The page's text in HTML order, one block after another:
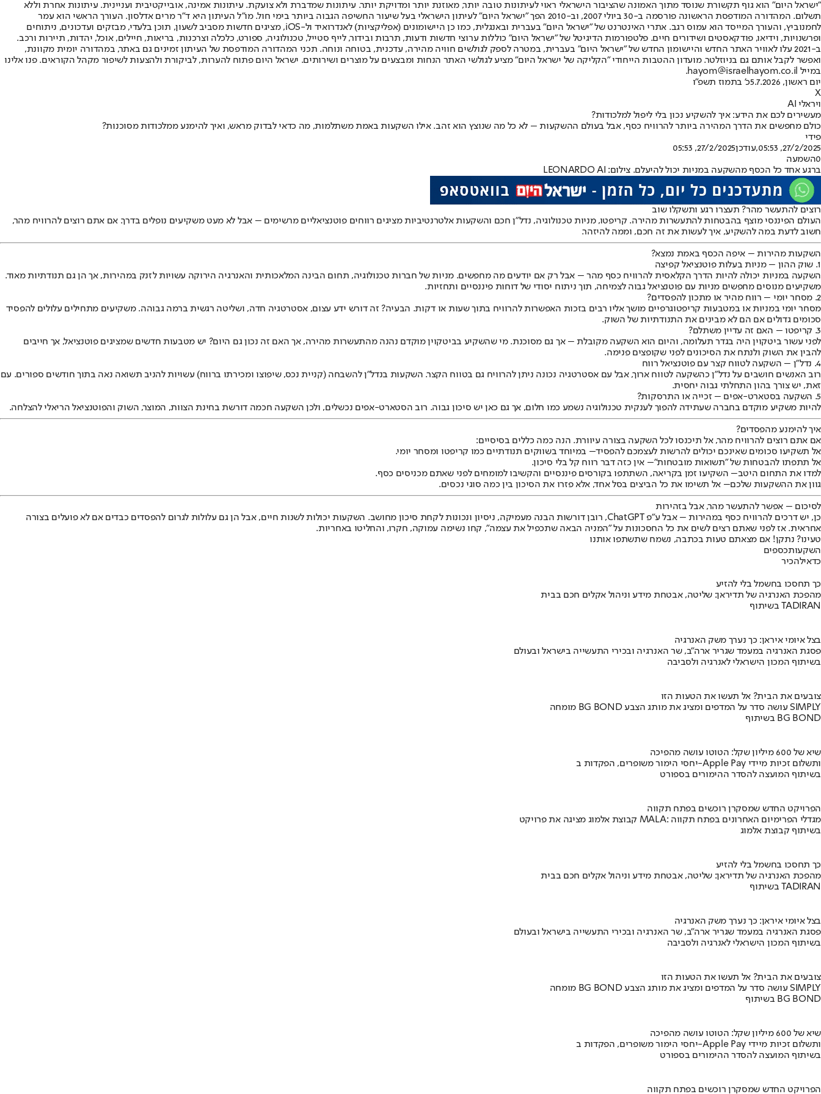
"ישראל היום" הוא גוף תקשורת שנוסד מתוך האמונה שהציבור הישראלי ראוי לעיתונות טובה יותר, מאוזנת יותר ומדויקת יותר. עיתונות שמדברת ולא צועקת. עיתונות אמינה, אובייקטיבית ועניינית. עיתונות אחרת וללא
תשלום. המהדורה המודפסת הראשונה פורסמה ב-30 ביולי 2007, וב-2010 הפך "ישראל היום" לעיתון הישראלי בעל שיעור החשיפה הגבוה ביותר בימי חול. מו"ל העיתון היא ד"ר מרים אדלסון. העורך הראשי הוא עמר
לחמנוביץ, והעורך המייסד הוא עמוס רגב. אתרי האינטרנט של "ישראל היום" בעברית ובאנגלית, כמו כן היישומונים (אפליקציות) לאנדרואיד ול-iOS, מציגים חדשות מסביב לשעון, תוכן בלעדי, מבזקים ועדכונים, ניתוחים
ופרשנויות, וידיאו, פודקאסטים ושידורים חיים. פלטפורמות הדיגיטל של "ישראל היום" כוללות ערוצי חדשות ודעות, תרבות ובידור, לייף סטייל, טכנולוגיה, ספורט, כלכלה וצרכנות, בריאות, חיילים, אוכל, יהדות, תיירות ורכב.
ב-2021 עלו לאוויר האתר החדש והיישומון החדש של "ישראל היום" בעברית, במטרה לספק לגולשים חוויה מהירה, עדכנית, בטוחה ונוחה. תכני המהדורה המודפסת של העיתון זמינים גם באתר, במהדורה יומית מקוונת,
ואפשר לקבל אותם גם בניוזלטר. מועדון ההטבות הייחודי "הקליקה של ישראל היום" מציע לגולשי האתר הנחות ומבצעים על מוצרים ושירותים. ישראל היום פתוח להערות, לביקורת ולהצעות לשיפור מקהל הקוראים. פנו אלינו
במייל hayom@israelhayom.co.il.
יום ראשון, 5.7.2026
כ' בתמוז תשפ"ו
X
ויראלי AI
מעשירים לכם את הידע: איך להשקיע נכון בלי ליפול למלכודות?
כולם מחפשים את הדרך המהירה ביותר להרוויח כסף, אבל בעולם ההשקעות – לא כל מה שנוצץ הוא זהב. אילו השקעות באמת משתלמות, מה כדאי לבדוק מראש, ואיך להימנע ממלכודות מסוכנות?
פידי
27/2/2025, 05:53
,עודכן27/2/2025, 05:53
0השמעה
ברגע אחד כל הכסף מהשקעה במניות יכול להיעלם. צילום: LEONARDO AI
רוצים להתעשר מהר? תעצרו רגע ותשקלו שוב
העולם הפיננסי מוצף בהבטחות להתעשרות מהירה. קריפטו, מניות טכנולוגיה, נדל"ן חכם והשקעות אלטרנטיביות מציגים רווחים פוטנציאליים מרשימים – אבל לא מעט משקיעים נופלים בדרך. אם אתם רוצים להרוויח מהר,
חשוב לדעת במה להשקיע, איך לעשות את זה חכם, וממה להיזהר.
השקעות מהירות – איפה הכסף באמת נמצא?
1. שוק ההון – מניות בעלות פוטנציאל קפיצה
השקעה במניות יכולה להיות הדרך הקלאסית להרוויח כסף מהר – אבל רק אם יודעים מה מחפשים. מניות של חברות טכנולוגיה, תחום הבינה המלאכותית והאנרגיה הירוקה עשויות לזנק במהירות, אך הן גם תנודתיות מאוד.
משקיעים מנוסים מחפשים מניות עם פוטנציאל גבוה לצמיחה, תוך ניתוח יסודי של דוחות פיננסיים ותחזיות.
2. מסחר יומי – רווח מהיר או מתכון להפסדים?
מסחר יומי במניות או במטבעות קריפטוגרפיים מושך אליו רבים בזכות האפשרות להרוויח בתוך שעות או דקות. הבעיה? זה דורש ידע עצום, אסטרטגיה חדה, ושליטה רגשית ברמה גבוהה. משקיעים מתחילים עלולים להפסיד
סכומים גדולים אם הם לא מבינים את התנודתיות של השוק.
3. קריפטו – האם זה עדיין משתלם?
לפני עשור ביטקוין היה בגדר תעלומה, והיום הוא השקעה מקובלת – אך גם מסוכנת. מי שהשקיע בביטקוין מוקדם נהנה מהתעשרות מהירה, אך האם זה נכון גם היום? יש מטבעות חדשים שמציגים פוטנציאל, אך חייבים
להבין את השוק ולנתח את הסיכונים לפני שקופצים פנימה.
4. נדל"ן – השקעה לטווח קצר עם פוטנציאל רווח
רוב האנשים חושבים על נדל"ן כהשקעה לטווח ארוך, אבל עם אסטרטגיה נכונה ניתן להרוויח גם בטווח הקצר. השקעות בנדל"ן להשבחה (קניית נכס, שיפוצו ומכירתו ברווח) עשויות להניב תשואה נאה בתוך חודשים ספורים. עם
זאת, יש צורך בהון התחלתי גבוה יחסית.
5. השקעה בסטארט-אפים – זכייה או התרסקות?
להיות משקיע מוקדם בחברה שעתידה להפוך לענקית טכנולוגיה נשמע כמו חלום, אך גם כאן יש סיכון גבוה. רוב הסטארט-אפים נכשלים, ולכן השקעה חכמה דורשת בחינת הצוות, המוצר, השוק והפוטנציאל הריאלי להצלחה.
איך להימנע מהפסדים?
אם אתם רוצים להרוויח מהר, אל תיכנסו לכל השקעה בצורה עיוורת. הנה כמה כללים בסיסיים:
אל תשקיעו סכומים שאינכם יכולים להרשות לעצמכם להפסיד– במיוחד בשווקים תנודתיים כמו קריפטו ומסחר יומי.
אל תתפתו להבטחות של "תשואות מובטחות"– אין כזה דבר רווח קל בלי סיכון.
למדו את התחום היטב– השקיעו זמן בקריאה, השתתפו בקורסים פיננסיים והקשיבו למומחים לפני שאתם מכניסים כסף.
גוון את ההשקעות שלכם– אל תשימו את כל הביצים בסל אחד, אלא פזרו את הסיכון בין כמה סוגי נכסים.
לסיכום – אפשר להתעשר מהר, אבל בזהירות
כן, יש דרכים להרוויח כסף במהירות – אבל ע"פ ChatGPT, רובן דורשות הבנה מעמיקה, ניסיון ונכונות לקחת סיכון מחושב. השקעות יכולות לשנות חיים, אבל הן גם עלולות לגרום להפסדים כבדים אם לא פועלים בצורה
אחראית. אז לפני שאתם רצים לשים את כל החסכונות על "המניה הבאה שתכפיל את עצמה", קחו נשימה עמוקה, חקרו, והחליטו באחריות.
טעינו? נתקן! אם מצאתם טעות בכתבה, נשמח שתשתפו אותנו
השקעותכספים
כדאילהכיר
כך תחסכו בחשמל בלי להזיע
מהפכת האנרגיה של תדיראן: שליטה, אבטחת מידע וניהול אקלים חכם בבית
בשיתוף TADIRAN
בצל איומי איראן: כך נערך משק האנרגיה
פסגת האנרגיה במעמד שגריר ארה"ב, שר האנרגיה ובכירי התעשייה בישראל ובעולם
בשיתוף המכון הישראלי לאנרגיה ולסביבה
צובעים את הבית? אל תעשו את הטעות הזו
מומחה BG BOND עושה סדר על המדפים ומציג את מותג הצבע SIMPLY
בשיתוף BG BOND
שיא של 600 מיליון שקל: הטוטו עושה מהפיכה
יחסי הימור משופרים, הפקדות ב-Apple Pay ותשלום זכיות מיידי
בשיתוף המועצה להסדר ההימורים בספורט
הפרויקט החדש שמסקרן רוכשים בפתח תקווה
קבוצת אלמוג מציגה את פרויקט MALA: מגדלי הפרימיום האחרונים בפתח תקווה
בשיתוף קבוצת אלמוג
כך תחסכו בחשמל בלי להזיע
מהפכת האנרגיה של תדיראן: שליטה, אבטחת מידע וניהול אקלים חכם בבית
בשיתוף TADIRAN
בצל איומי איראן: כך נערך משק האנרגיה
פסגת האנרגיה במעמד שגריר ארה"ב, שר האנרגיה ובכירי התעשייה בישראל ובעולם
בשיתוף המכון הישראלי לאנרגיה ולסביבה
צובעים את הבית? אל תעשו את הטעות הזו
מומחה BG BOND עושה סדר על המדפים ומציג את מותג הצבע SIMPLY
בשיתוף BG BOND
שיא של 600 מיליון שקל: הטוטו עושה מהפיכה
יחסי הימור משופרים, הפקדות ב-Apple Pay ותשלום זכיות מיידי
בשיתוף המועצה להסדר ההימורים בספורט
הפרויקט החדש שמסקרן רוכשים בפתח תקווה